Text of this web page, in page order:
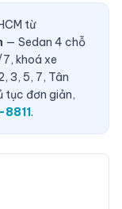
từ
— Sedan 4 chỗ
khoá xe
3, 5, 7, Tân
tục đơn giản,
.